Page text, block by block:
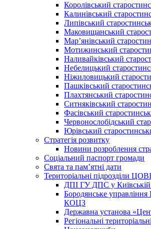
Королівський
Калинівський
Липівський
Маковищанський
Мар’янівський
Мотижинський
Наливайківський
Небелицький
Ніжиловицький
Пашківський
Плахтянський
Ситняківський
Фасівський
Червонослобідський
Юрівський
Стратегія розвитку
Новини розроблення
Соціальний паспорт громади
Свята та пам’ятні дати
Територіальні підрозділи
ДПІ ГУ ДПС у Київській
Бородянське управління
КОЦЗ
Державна установа
Регіональні